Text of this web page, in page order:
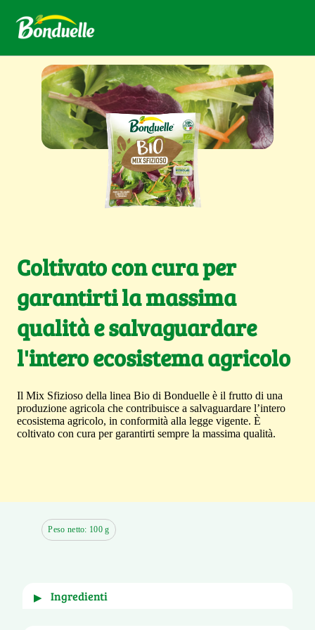
Coltivato con cura per
garantirti la massima
qualità e salvaguardare
l'intero ecosistema agricolo
Il Mix Sfizioso della linea Bio di Bonduelle è il frutto di una
produzione agricola che contribuisce a salvaguardare l’intero
ecosistema agricolo, in conformità alla legge vigente. È
coltivato con cura per garantirti sempre la massima qualità.
Peso netto: 100 g
ingredienti
▶